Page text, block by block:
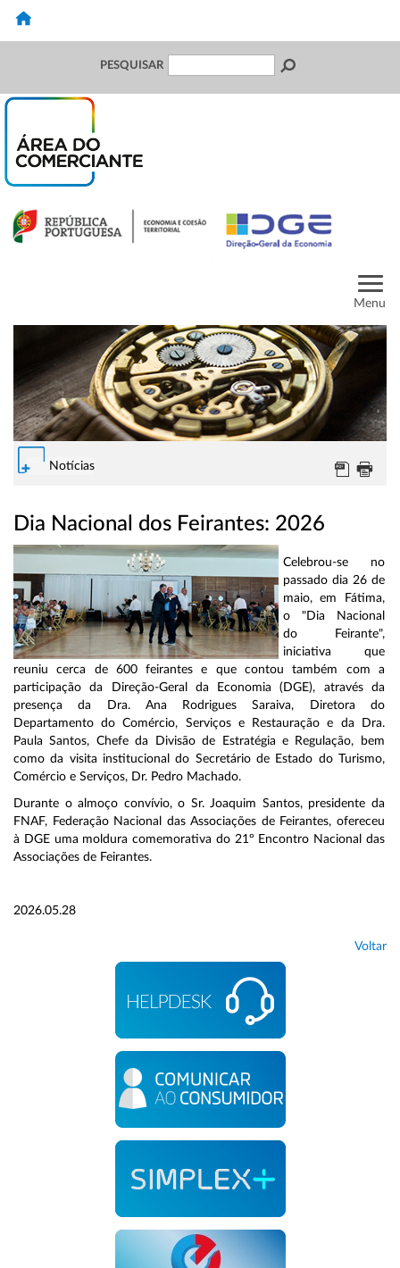
PESQUISAR
Menu
Notícias
Dia Nacional dos Feirantes: 2026
Celebrou-se no
passado dia 26 de
maio, em Fátima,
o "Dia Nacional
do Feirante",
iniciativa que
reuniu cerca de 600 feirantes e que contou também com a
participação da Direção-Geral da Economia (DGE), através da
presença da Dra. Ana Rodrigues Saraiva, Diretora do
Departamento do Comércio, Serviços e Restauração e da Dra.
Paula Santos, Chefe da Divisão de Estratégia e Regulação, bem
como da visita institucional do Secretário de Estado do Turismo,
Comércio e Serviços, Dr. Pedro Machado.
Durante o almoço convívio, o Sr. Joaquim Santos, presidente da
FNAF, Federação Nacional das Associações de Feirantes, ofereceu
à DGE uma moldura comemorativa do 21º Encontro Nacional das
Associações de Feirantes.
2026.05.28
Voltar